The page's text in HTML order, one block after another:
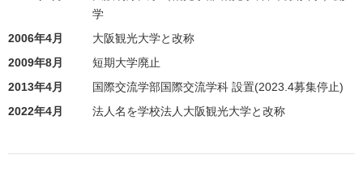
学
2006年4月
大阪観光大学と改称
2009年8月
短期大学廃止
2013年4月
国際交流学部国際交流学科 設置(2023.4募集停止)
2022年4月
法人名を学校法人大阪観光大学と改称